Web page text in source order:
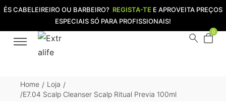
ÉS CABELEIREIRO OU BARBEIRO? REGISTA-TE E APROVEITA PREÇOS
ESPECIAIS SÓ PARA PROFISSIONAIS!
0
Home / Loja /
/E7.04 Scalp Cleanser Scalp Ritual Previa 100ml